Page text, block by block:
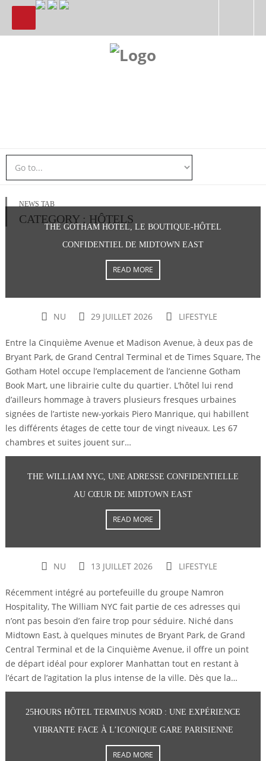
NEWS TAB
CATEGORY : HÔTELS
THE GOTHAM HOTEL, LE BOUTIQUE-HÔTEL
CONFIDENTIEL DE MIDTOWN EAST
READ MORE
NU 29 JUILLET 2026 LIFESTYLE
Entre la Cinquième Avenue et Madison Avenue, à deux pas de
Bryant Park, de Grand Central Terminal et de Times Square, The
Gotham Hotel occupe l’emplacement de l’ancienne Gotham
Book Mart, une librairie culte du quartier. L’hôtel lui rend
d’ailleurs hommage à travers plusieurs fresques urbaines
signées de l’artiste new-yorkais Piero Manrique, qui habillent
les différents étages de cette tour de vingt niveaux. Les 67
chambres et suites jouent sur…
THE WILLIAM NYC, UNE ADRESSE CONFIDENTIELLE
AU CŒUR DE MIDTOWN EAST
READ MORE
NU 13 JUILLET 2026 LIFESTYLE
Récemment intégré au portefeuille du groupe Namron
Hospitality, The William NYC fait partie de ces adresses qui
n’ont pas besoin d’en faire trop pour séduire. Niché dans
Midtown East, à quelques minutes de Bryant Park, de Grand
Central Terminal et de la Cinquième Avenue, il offre un point
de départ idéal pour explorer Manhattan tout en restant à
l’écart de l’agitation la plus intense de la ville. Dès que la…
25HOURS HÔTEL TERMINUS NORD : UNE EXPÉRIENCE
VIBRANTE FACE À L’ICONIQUE GARE PARISIENNE
READ MORE